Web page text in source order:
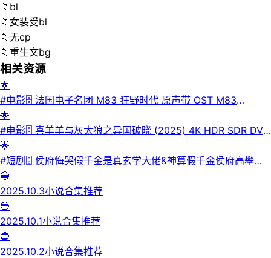
📁 bl
📁 女装受bl
📁 无cp
📁 重生文bg
相关资源
🌟
#电影🗄 法国电子名团 M83 狂野时代 原声带 OST M83
Resurrection (FLAC Hi-Res 24bit 48kHz qobuz📜介绍：这
是电影《狂野时代》的原声专辑，由法国电子乐队M83的安东
尼·冈萨雷斯创作，2025年12月10日发行。专辑含12首曲目，风
格为电子乐。其以吉他与合成器构筑宏大音墙，将梦境的美妙与
不安传递出来 。配乐在影片多个单元中赋予画面感染力，用音
乐叙事填补线索背景感染力，助力呈现影片的连觉奇观。💾夸克
网盘📁 大小：596MB🏷 标签：#hires #无损音乐 #音乐 #毕赣
#狂野时代 #电影配乐 #m83 #电子音乐 #版本控⬇️【评论区可
搜索】 | 🔍网盘专搜
🌟
#电影🗄 喜羊羊与灰太狼之异国破晓‎ (2025) 4K HDR SDR DV
杜比视界 HQ高码率 国粤双语 DTS5.1&FLAC2.0&DDP5.1
12Audios 中字【共51GB】📜介绍： 羊村守护者收到“光之大
陆”的紧急求救，毅然踏上危机四伏的营救之路，面对未知的阴
谋与强敌。羊狼们是否能拨开迷雾重见光明，光之大陆的命运又
将何去何从……光明与黑暗的决战一触即发。 又名： 喜羊羊与
灰太狼大电影10 / Pleasant Goat and Big Big Wolf: Bright
New Dawn💾夸克网盘📁 大小：共51GB🏷 标签：#喜羊羊与灰
太狼之异国破晓 #leoziyuan #喜羊羊与灰太狼大电影10‎ #喜剧
🌟
#短剧🗄 侯府悔哭假千金是真玄学大佬&神算假千金侯府高攀不
起 (81集) 王鼎&苏芮莹 | 短剧·📜介绍：2025年12月21日最新热
门抖音快手百度番茄红果等付费短剧推荐 / 每日同步更新！侯府
悔哭，假千金是真玄学大佬 神算假千金，侯府高攀不起 王鼎 苏
芮莹·💾夸克网盘·📁 大小：1.0 GB🏷 标签：#侯府悔哭假千金是
真玄学大佬 #神算假千金侯府高攀不起 #短剧⬇️【评论区可搜
索】 | 🔍网盘专搜
🔵
️2025.10.3小说合集推荐
🔵
️2025.10.1小说合集推荐
🔵
️2025.10.2小说合集推荐